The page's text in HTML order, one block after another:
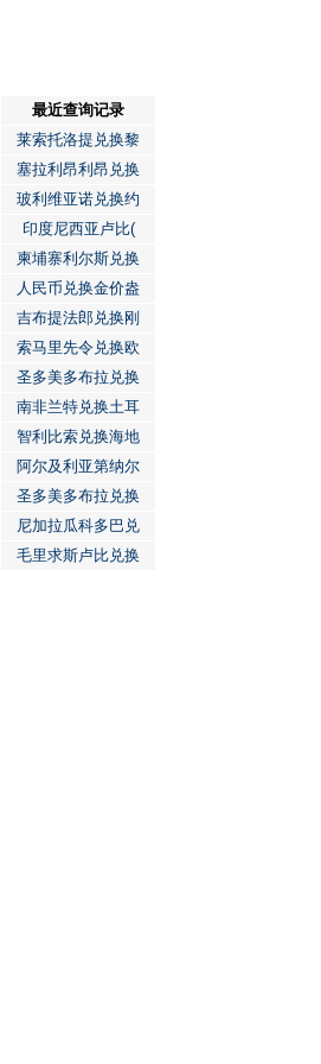
最近查询记录
莱索托洛提兑换黎
塞拉利昂利昂兑换
玻利维亚诺兑换约
印度尼西亚卢比(
柬埔寨利尔斯兑换
人民币兑换金价盎
吉布提法郎兑换刚
索马里先令兑换欧
圣多美多布拉兑换
南非兰特兑换土耳
智利比索兑换海地
阿尔及利亚第纳尔
圣多美多布拉兑换
尼加拉瓜科多巴兑
毛里求斯卢比兑换